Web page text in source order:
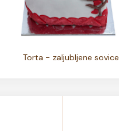
Torta - zaljubljene sovice